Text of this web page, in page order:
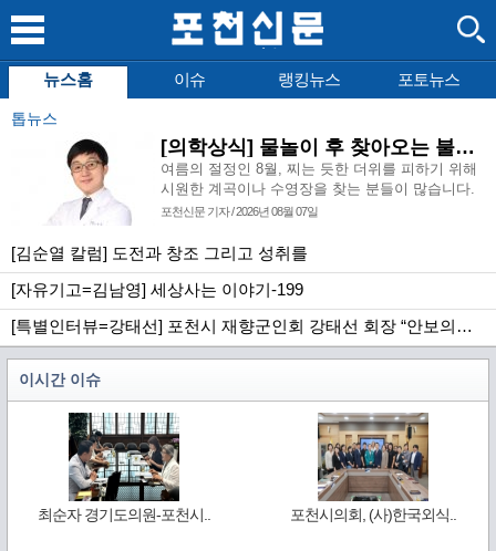
뉴스홈 이슈 랭킹뉴스 포토뉴스
톱뉴스
[의학상식] 물놀이 후 찾아오는 불청객, 급성 외이도염
여름의 절정인 8월, 찌는 듯한 더위를 피하기 위해
시원한 계곡이나 수영장을 찾는 분들이 많습니다.
시원한 물에 몸을 담그고 사랑하는 사람들과 즐거
게 주는 큰 선물이지만, 달콤한 물놀이 이후에 예기
치 않은 귓속의 통증으로 이비인후과를 방문하시는
환자분들도 덩달아 증가합니다.
포천신문 기자 / 2026년 08월 07일
[김순열 칼럼] 도전과 창조 그리고 성취를
[자유기고=김남영] 세상사는 이야기-199
[특별인터뷰=강태선] 포천시 재향군인회 강태선 회장 “안보의식 확립과 지역사회 봉사로 신뢰받는 향군 만들터”
이시간 이슈
최순자 경기도의원-포천시.. 포천시의회, (사)한국외식..